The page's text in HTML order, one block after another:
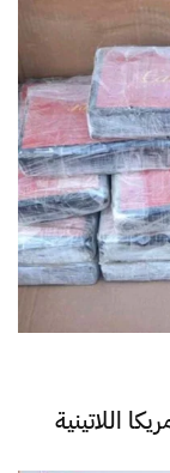
اللاتينية